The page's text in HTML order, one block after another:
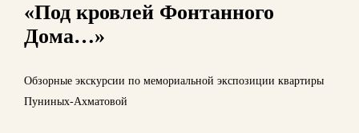
«Под кровлей Фонтанного
Дома…»
Обзорные экскурсии по мемориальной экспозиции квартиры
Пуниных-Ахматовой